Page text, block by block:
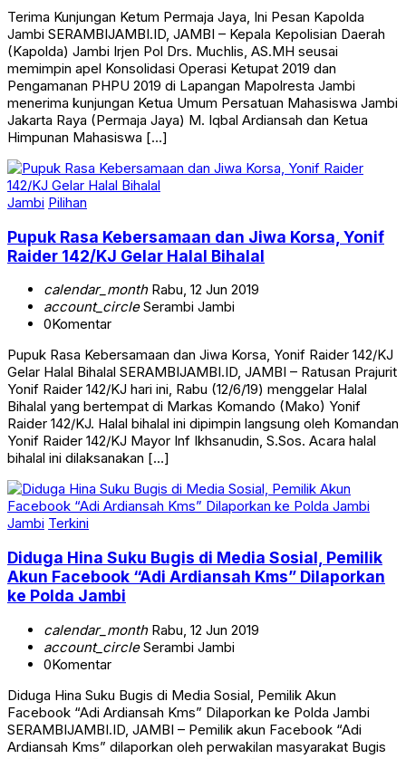
Terima Kunjungan Ketum Permaja Jaya, Ini Pesan Kapolda
Jambi SERAMBIJAMBI.ID, JAMBI – Kepala Kepolisian Daerah
(Kapolda) Jambi Irjen Pol Drs. Muchlis, AS.MH seusai
memimpin apel Konsolidasi Operasi Ketupat 2019 dan
Pengamanan PHPU 2019 di Lapangan Mapolresta Jambi
menerima kunjungan Ketua Umum Persatuan Mahasiswa Jambi
Jakarta Raya (Permaja Jaya) M. Iqbal Ardiansah dan Ketua
Himpunan Mahasiswa […]
Jambi Pilihan
Pupuk Rasa Kebersamaan dan Jiwa Korsa, Yonif
Raider 142/KJ Gelar Halal Bihalal
calendar_monthRabu, 12 Jun 2019
account_circleSerambi Jambi
0Komentar
Pupuk Rasa Kebersamaan dan Jiwa Korsa, Yonif Raider 142/KJ
Gelar Halal Bihalal SERAMBIJAMBI.ID, JAMBI – Ratusan Prajurit
Yonif Raider 142/KJ hari ini, Rabu (12/6/19) menggelar Halal
Bihalal yang bertempat di Markas Komando (Mako) Yonif
Raider 142/KJ. Halal bihalal ini dipimpin langsung oleh Komandan
Yonif Raider 142/KJ Mayor Inf Ikhsanudin, S.Sos. Acara halal
bihalal ini dilaksanakan […]
Jambi Terkini
Diduga Hina Suku Bugis di Media Sosial, Pemilik
Akun Facebook “Adi Ardiansah Kms” Dilaporkan
ke Polda Jambi
calendar_monthRabu, 12 Jun 2019
account_circleSerambi Jambi
0Komentar
Diduga Hina Suku Bugis di Media Sosial, Pemilik Akun
Facebook “Adi Ardiansah Kms” Dilaporkan ke Polda Jambi
SERAMBIJAMBI.ID, JAMBI – Pemilik akun Facebook “Adi
Ardiansah Kms” dilaporkan oleh perwakilan masyarakat Bugis